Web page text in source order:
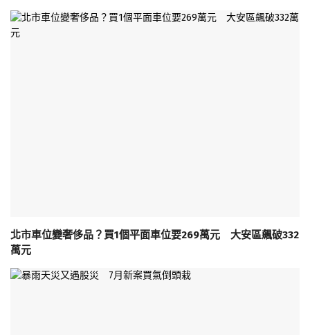
北市車位變奢侈品？買1個平面車位要269萬元 大安區飆破332
萬元